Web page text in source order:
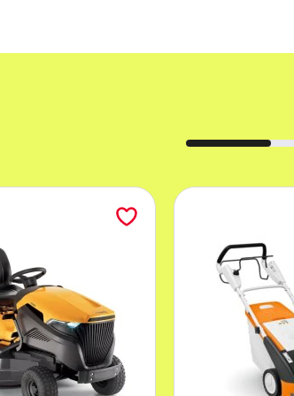
ograniczonych przestrzeniach.
urządzenia, oszczędzając miejsce.